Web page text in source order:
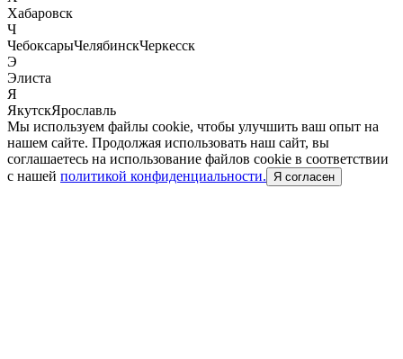
Хабаровск
Ч
ЧебоксарыЧелябинскЧеркесск
Э
Элиста
Я
ЯкутскЯрославль
Мы используем файлы cookie, чтобы улучшить ваш опыт на
нашем сайте. Продолжая использовать наш сайт, вы
соглашаетесь на использование файлов cookie в соответствии
с нашей политикой конфиденциальности. Я согласен